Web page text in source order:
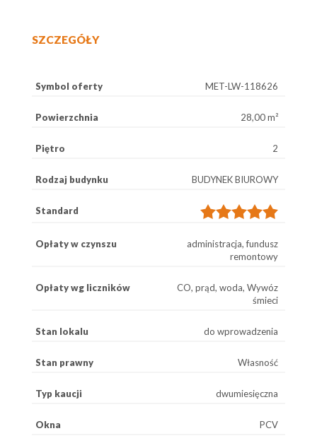
SZCZEGÓŁY
Symbol oferty MET-LW-118626
Powierzchnia 28,00 m²
Piętro 2
Rodzaj budynku BUDYNEK BIUROWY
Standard
Opłaty w czynszu
administracja, fundusz
remontowy
Opłaty wg liczników
CO, prąd, woda, Wywóz
śmieci
Stan lokalu do wprowadzenia
Stan prawny Własność
Typ kaucji dwumiesięczna
Okna PCV